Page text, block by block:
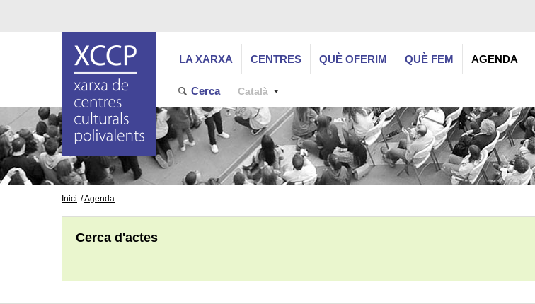
LA XARXA CENTRES QUÈ OFERIM QUÈ FEM AGENDA
Cerca Català
Inici Agenda
Cerca d'actes